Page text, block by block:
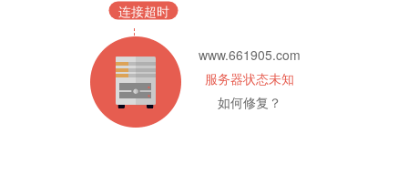
连接超时
www.661905.com
服务器状态未知
如何修复？